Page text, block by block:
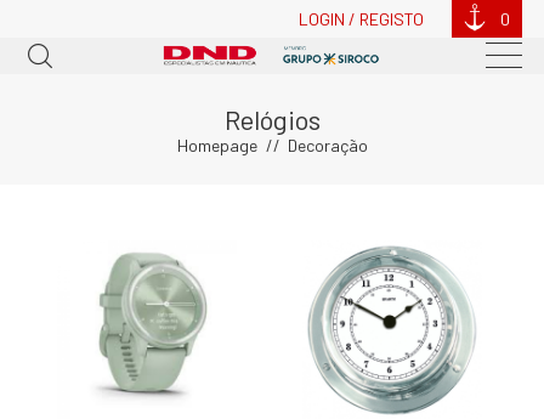
LOGIN / REGISTO 0
Relógios
Homepage Decoração